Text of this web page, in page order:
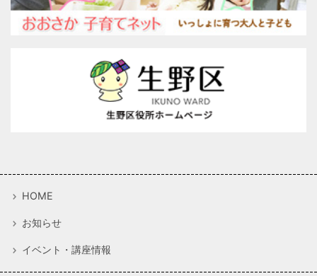
HOME
お知らせ
イベント・講座情報